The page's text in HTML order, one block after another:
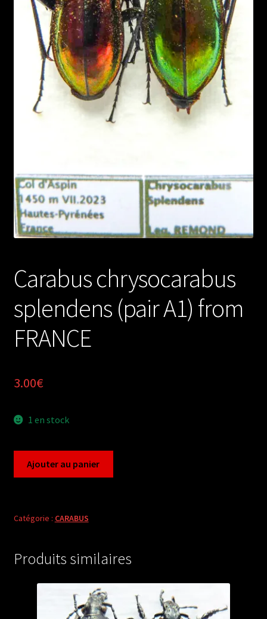
Carabus chrysocarabus
splendens (pair A1) from
FRANCE
3.00€
1 en stock
splendens
from
Ajouter au panier
Catégorie : CARABUS
Produits similaires